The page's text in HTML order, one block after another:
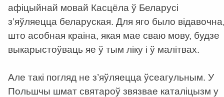
афіцыйнай мовай Касцёла ў Беларусі
з’яўляецца беларуская. Для яго было
што асобная краіна, якая мае сваю мову, будзе
выкарыстоўваць яе ў тым ліку і ў малітвах.
Але такі погляд не з’яўляецца ўсеагульным. У
Польшчы шмат святароў звязвае каталіцызм у